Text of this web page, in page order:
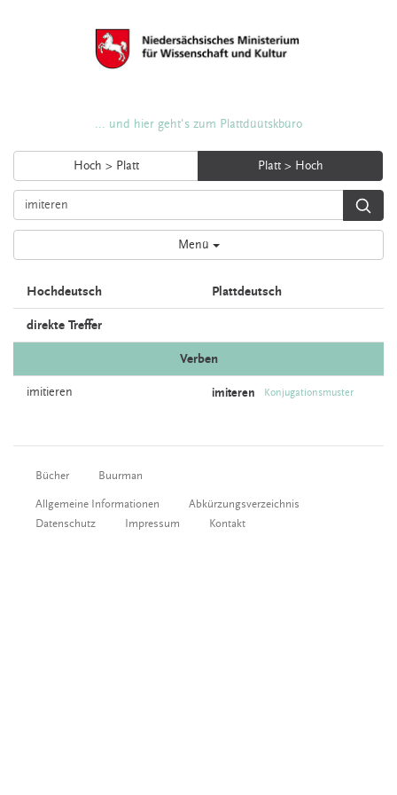
... und hier geht's zum Plattdüütskbüro
Hoch > Platt Platt > Hoch
Menü
Hochdeutsch Plattdeutsch
direkte Treffer
Verben
imitieren imiteren Konjugationsmuster
Bücher Buurman
Allgemeine Informationen
Abkürzungsverzeichnis
Datenschutz
Impressum Kontakt